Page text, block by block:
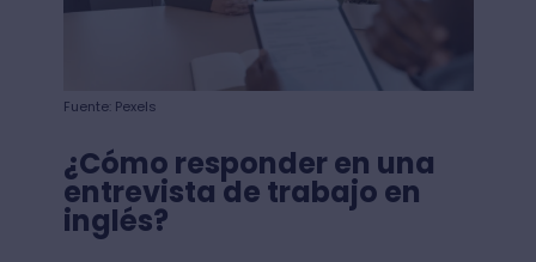
Fuente: Pexels
¿Cómo responder en una
entrevista de trabajo en
inglés?